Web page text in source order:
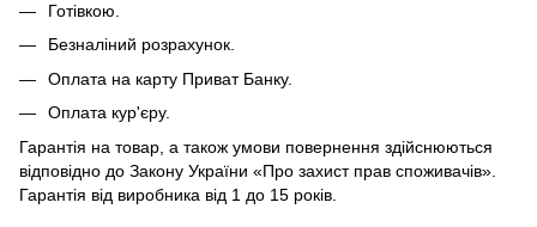
Готівкою.
Безналіний розрахунок.
Оплата на карту Приват Банку.
Оплата кур'єру.
Гарантія на товар, а також умови повернення здійснюються
відповідно до Закону України «Про захист прав споживачів».
Гарантія від виробника від 1 до 15 років.